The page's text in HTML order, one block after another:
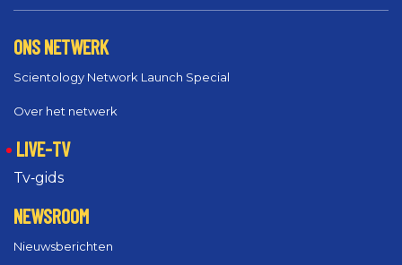
ONS NETWERK
Scientology Network Launch Special
Over het netwerk
LIVE-TV
Tv‑gids
NEWSROOM
Nieuwsberichten